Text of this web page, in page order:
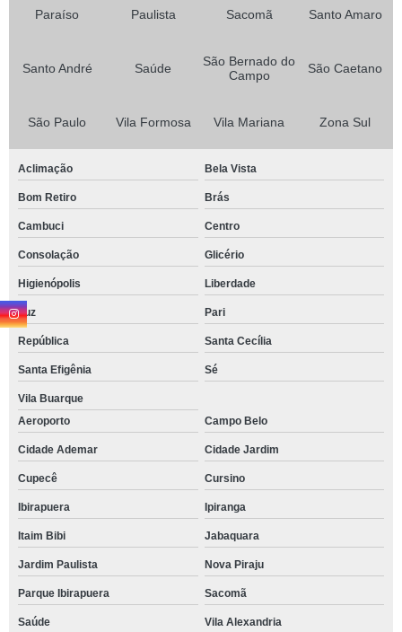
Paraíso Paulista Sacomã Santo Amaro
Santo André Saúde
São Bernado do
Campo
São Caetano
São Paulo Vila Formosa Vila Mariana Zona Sul
Aclimação Bela Vista
Bom Retiro Brás
Cambuci Centro
Consolação Glicério
Higienópolis Liberdade
Luz Pari
República Santa Cecília
Santa Efigênia Sé
Vila Buarque
Aeroporto
Campo Belo
Cidade Ademar Cidade Jardim
Cupecê Cursino
Ibirapuera Ipiranga
Itaim Bibi Jabaquara
Jardim Paulista Nova Piraju
Parque Ibirapuera Sacomã
Saúde Vila Alexandria